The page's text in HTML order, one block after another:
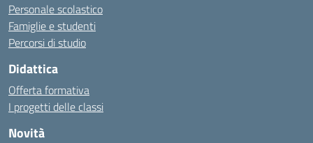
Personale scolastico
Famiglie e studenti
Percorsi di studio
Didattica
Offerta formativa
I progetti delle classi
Novità